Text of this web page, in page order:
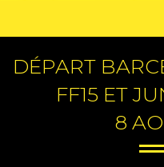
DÉPART
FF15 ET
8